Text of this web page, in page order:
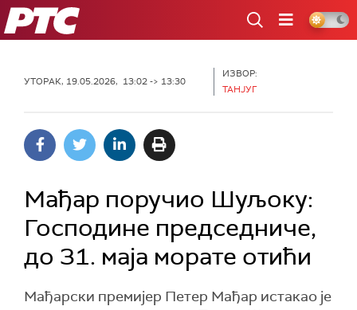
РТС
УТОРАК, 19.05.2026, 13:02 -> 13:30
ИЗВОР:
ТАНЈУГ
Мађар поручио Шуљоку:
Господине председниче,
до 31. маја морате отићи
Мађарски премијер Петер Мађар истакао је